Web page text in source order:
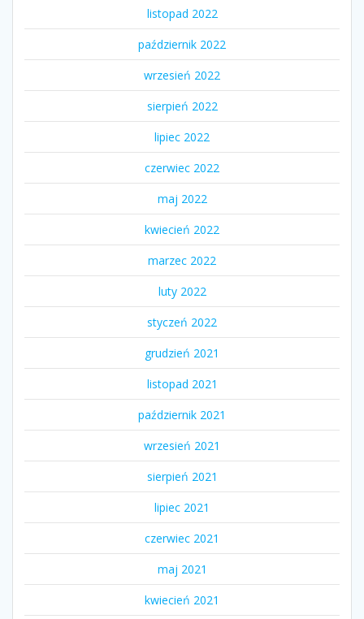
listopad 2022
październik 2022
wrzesień 2022
sierpień 2022
lipiec 2022
czerwiec 2022
maj 2022
kwiecień 2022
marzec 2022
luty 2022
styczeń 2022
grudzień 2021
listopad 2021
październik 2021
wrzesień 2021
sierpień 2021
lipiec 2021
czerwiec 2021
maj 2021
kwiecień 2021